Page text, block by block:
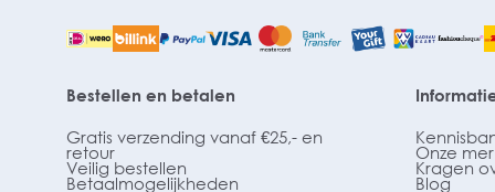
Bestellen en betalen
Gratis verzending vanaf €25,- en
retour
Veilig bestellen
Betaalmogelijkheden
Onze
Kragen
Blog